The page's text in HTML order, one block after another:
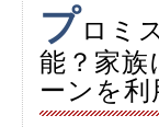
プロミ
能？家族
ーンを